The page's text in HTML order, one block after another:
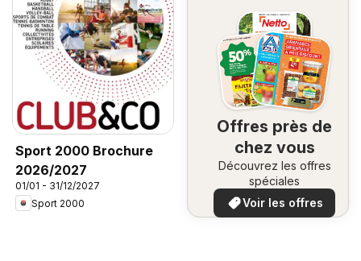
Sport 2000 Brochure
2026/2027
01/01 - 31/12/2027
Sport 2000
Offres près de
chez vous
Découvrez les offres
spéciales
Voir les offres